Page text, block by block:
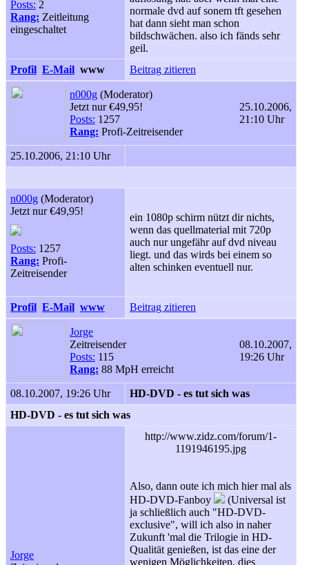
Posts: 2
Rang: Zeitleitung
eingeschaltet
normale dvd auf sonem tft gesehen
hat dann sieht man schon
bildschwächen. also ich fänds sehr
geil.
Profil E-Mail www Beitrag zitieren
n000g (Moderator)
Jetzt nur €49,95!
Posts: 1257
Rang: Profi-Zeitreisender
25.10.2006,
21:10 Uhr
25.10.2006, 21:10 Uhr
n000g (Moderator)
Jetzt nur €49,95!
Posts: 1257
Rang: Profi-
Zeitreisender
ein 1080p schirm nützt dir nichts,
wenn das quellmaterial mit 720p
auch nur ungefähr auf dvd niveau
liegt. und das wirds bei einem so
alten schinken eventuell nur.
Profil E-Mail www Beitrag zitieren
Jorge
Zeitreisender
Posts: 115
Rang: 88 MpH erreicht
08.10.2007,
19:26 Uhr
08.10.2007, 19:26 Uhr
HD-DVD - es tut sich was
HD-DVD - es tut sich was
Jorge
http://www.zidz.com/forum/1-
1191946195.jpg
Also, dann oute ich mich hier mal als
HD-DVD-Fanboy
(Universal ist
ja schließlich auch "HD-DVD-
exclusive", will ich also in naher
Zukunft 'mal die Trilogie in HD-
Qualität genießen, ist das eine der
wenigen Möglichkeiten, dies